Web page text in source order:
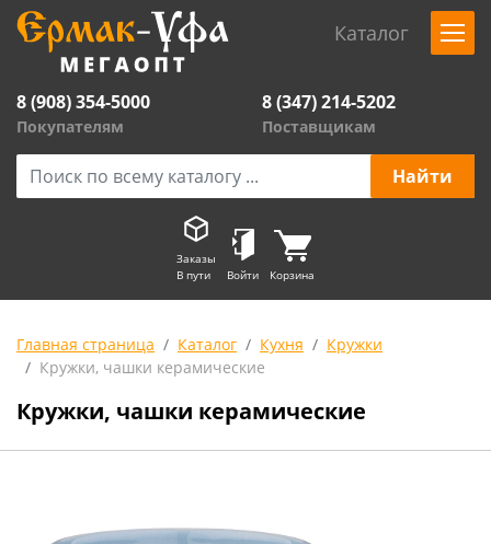
Каталог
8 (908) 354-5000
Покупателям
8 (347) 214-5202
Поставщикам
Заказы
В пути
Войти Корзина
Главная страница Каталог Кухня
Кружки
Кружки, чашки керамические
Кружки, чашки керамические